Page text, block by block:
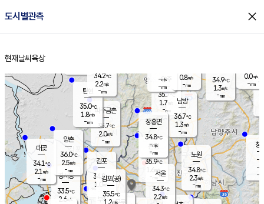
도시별관측 close
홈
현재날씨 육상
양주
35.7℃
1.7
-mm
경서동
33.5℃
2.6 m/s
파주금촌
35.7℃
2.0m/s
-mm
34.9℃
1.3m/s
-mm
대곶
34.1℃
2.1 m/s
-mm
창
-
-m/
-
탄현
35.0℃
1.8m/s
-mm
0.0m/s
-mm
김포
34.8℃
1.0 m/s
mm
부천
양촌
36.0℃
2.5m/s
-mm
구로
은평
35.9℃
1.6 m/s
- mm
노원
34.8℃
2.3m/s
-mm
남방
36.7℃
1.3m/s
-mm
장흥면
34.8℃
-m/s
-mm
-m/s
-mm
김포(공)
35.5℃
1.2m/s
서울
34.3℃
2.2m/s
34.2℃
2.2m/s
-mm
0.8m/s
-mm